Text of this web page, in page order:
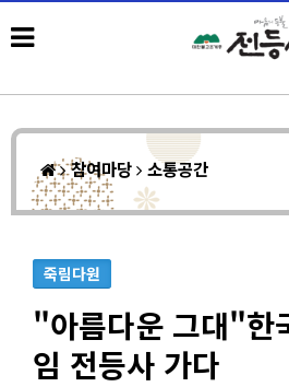
참여마당 소통공간
죽림다원
"아름다운 그대"한
임 전등사 가다